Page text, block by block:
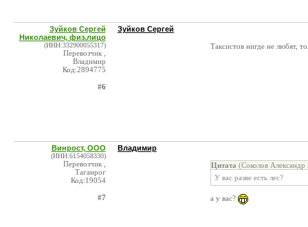
Зуйков Сергей
Николаевич, физ.лицо
(ИНН:332900055317)
Перевозчик ,
Владимир
Код:2894775
#6
Зуйков Сергей
Таксистов нигде не любят,
Винрост, ООО
(ИНН:6154058330)
Перевозчик ,
Таганрог
Код:19054
#7
Владимир
Цитата (Соколов
У вас разве есть лес?
а у вас?